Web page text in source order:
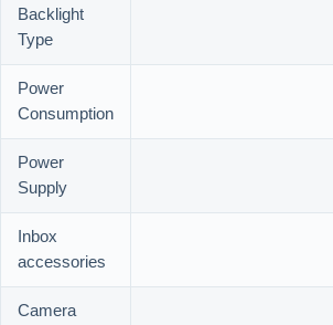
Backlight
Type
Power
Consumption
Power
Supply
Inbox
accessories
Camera